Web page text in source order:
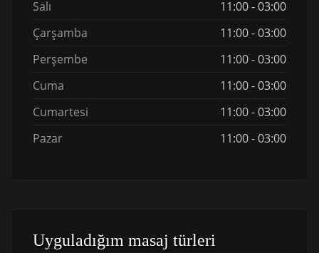
Salı
11:00 - 03:00
Çarşamba
11:00 - 03:00
Perşembe
11:00 - 03:00
Cuma
11:00 - 03:00
Cumartesi
11:00 - 03:00
Pazar
11:00 - 03:00
Uyguladığım masaj türleri